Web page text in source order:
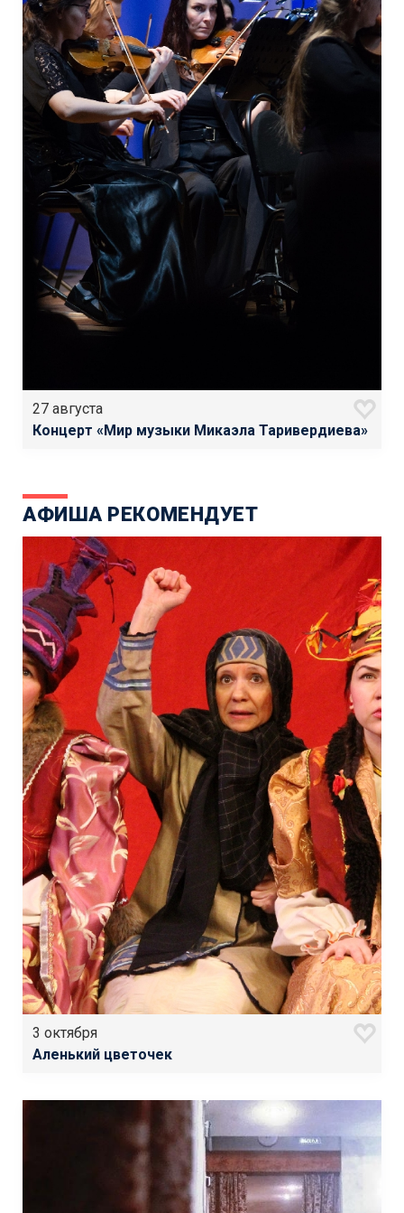
27 августа
Концерт «Мир музыки Микаэла Таривердиева»
АФИША РЕКОМЕНДУЕТ
3 октября
Аленький цветочек